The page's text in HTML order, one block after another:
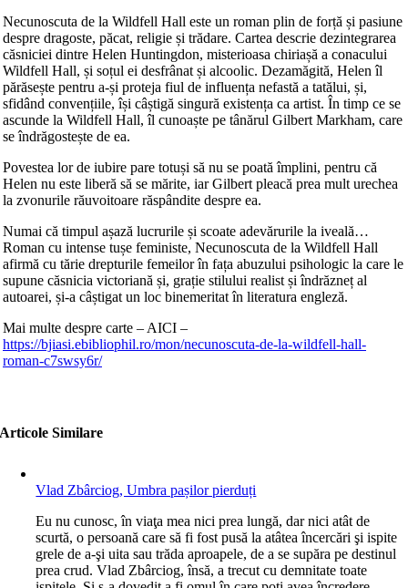
Necunoscuta de la Wildfell Hall este un roman plin de forță și pasiune
despre dragoste, păcat, religie și trădare. Cartea descrie dezintegrarea
căsniciei dintre Helen Huntingdon, misterioasa chiriașă a conacului
Wildfell Hall, și soțul ei desfrânat și alcoolic. Dezamăgită, Helen îl
părăsește pentru a-și proteja fiul de influența nefastă a tatălui, și,
sfidând convențiile, își câștigă singură existența ca artist. În timp ce se
ascunde la Wildfell Hall, îl cunoaște pe tânărul Gilbert Markham, care
se îndrăgostește de ea.
Povestea lor de iubire pare totuși să nu se poată împlini, pentru că
Helen nu este liberă să se mărite, iar Gilbert pleacă prea mult urechea
la zvonurile răuvoitoare răspândite despre ea.
Numai că timpul așază lucrurile și scoate adevărurile la iveală…
Roman cu intense tușe feministe, Necunoscuta de la Wildfell Hall
afirmă cu tărie drepturile femeilor în fața abuzului psihologic la care le
supune căsnicia victoriană și, grație stilului realist și îndrăzneț al
autoarei, și-a câștigat un loc binemeritat în literatura engleză.
Mai multe despre carte – AICI –
https://bjiasi.ebibliophil.ro/mon/necunoscuta-de-la-wildfell-hall-
roman-c7swsy6r/
Articole Similare
Vlad Zbârciog, Umbra pașilor pierduți
Eu nu cunosc, în viaţa mea nici prea lungă, dar nici atât de
scurtă, o persoană care să fi fost pusă la atâtea încercări şi ispite
grele de a-şi uita sau trăda aproapele, de a se supăra pe destinul
prea crud. Vlad Zbârciog, însă, a trecut cu demnitate toate